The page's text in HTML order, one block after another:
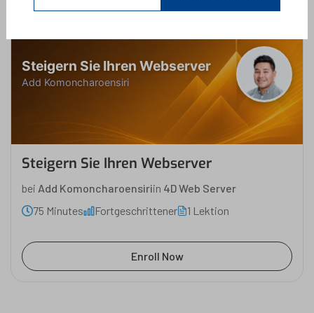
Steigern Sie Ihren Webserver
Add Komoncharoensiri
Steigern Sie Ihren Webserver
bei Add Komoncharoensiriin 4D Web Server
75 Minutes
Fortgeschrittener 1 Lektion
Enroll Now